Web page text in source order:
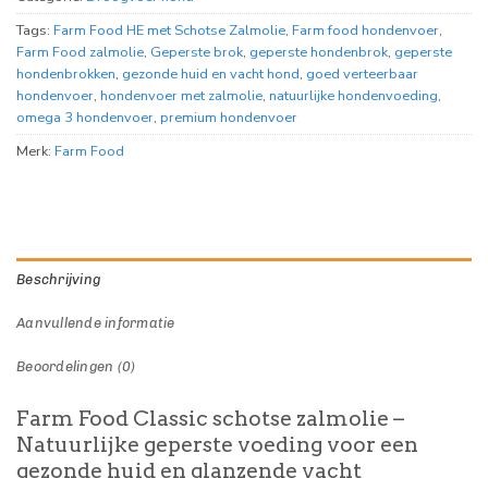
Tags: Farm Food HE met Schotse Zalmolie, Farm food hondenvoer,
Farm Food zalmolie, Geperste brok, geperste hondenbrok, geperste
hondenbrokken, gezonde huid en vacht hond, goed verteerbaar
hondenvoer, hondenvoer met zalmolie, natuurlijke hondenvoeding,
omega 3 hondenvoer, premium hondenvoer
Merk: Farm Food
Beschrijving
Aanvullende informatie
Beoordelingen (0)
Farm Food Classic schotse zalmolie –
Natuurlijke geperste voeding voor een
gezonde huid en glanzende vacht